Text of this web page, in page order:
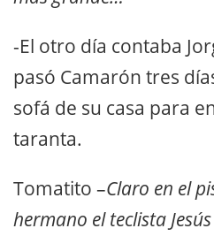
-El otro día contaba
pasó Camarón tres
sofá de su casa para
taranta.
Tomatito –Claro en el
hermano el teclista